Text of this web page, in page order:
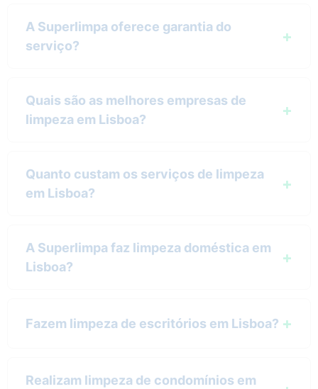
A Superlimpa oferece garantia do
serviço?
Quais são as melhores empresas de
limpeza em Lisboa?
Quanto custam os serviços de limpeza
em Lisboa?
A Superlimpa faz limpeza doméstica em
Lisboa?
Fazem limpeza de escritórios em Lisboa?
Realizam limpeza de condomínios em